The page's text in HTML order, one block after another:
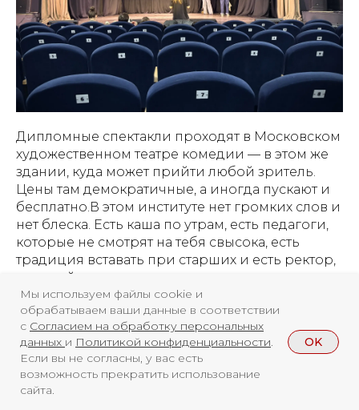
Мы используем файлы cookie и
обрабатываем ваши данные в соответствии
с Согласием на обработку персональных
данных и Политикой конфиденциальности.
Если вы не согласны, у вас есть
возможность прекратить использование
сайта.
OK
Дипломные спектакли проходят в Московском
художественном театре комедии — в этом же
здании, куда может прийти любой зритель.
Цены там демократичные, а иногда пускают и
бесплатно.В этом институте нет громких слов и
нет блеска. Есть каша по утрам, есть педагоги,
которые не смотрят на тебя свысока, есть
традиция вставать при старших и есть ректор,
который знает студентов по именам — потому
что сам ведёт у них танец. Софья Клименко
говорит об этом просто: «Дмитрий
Валентинович знает всех студентов по именам
и до сих пор преподаёт — на высшем уровне».
И в этой фразе, кажется, и есть то самое
вдохновение, которое не зависит от штор, а